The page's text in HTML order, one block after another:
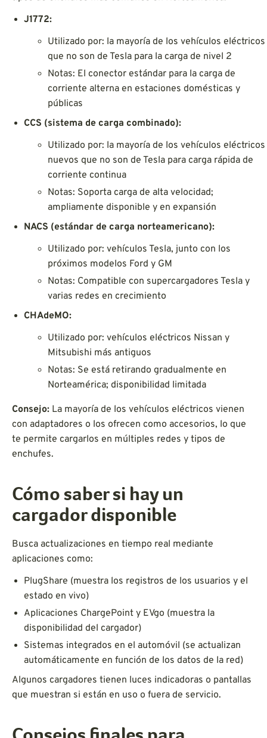
J1772:
Utilizado por: la mayoría de los vehículos eléctricos
que no son de Tesla para la carga de nivel 2
Notas: El conector estándar para la carga de
corriente alterna en estaciones domésticas y
públicas
CCS (sistema de carga combinado):
Utilizado por: la mayoría de los vehículos eléctricos
nuevos que no son de Tesla para carga rápida de
corriente continua
Notas: Soporta carga de alta velocidad;
ampliamente disponible y en expansión
NACS (estándar de carga norteamericano):
Utilizado por: vehículos Tesla, junto con los
próximos modelos Ford y GM
Notas: Compatible con supercargadores Tesla y
varias redes en crecimiento
CHAdeMO:
Utilizado por: vehículos eléctricos Nissan y
Mitsubishi más antiguos
Notas: Se está retirando gradualmente en
Norteamérica; disponibilidad limitada
Consejo: La mayoría de los vehículos eléctricos vienen
con adaptadores o los ofrecen como accesorios, lo que
te permite cargarlos en múltiples redes y tipos de
enchufes.
Cómo saber si hay un
cargador disponible
Busca actualizaciones en tiempo real mediante
aplicaciones como:
PlugShare (muestra los registros de los usuarios y el
estado en vivo)
Aplicaciones ChargePoint y EVgo (muestra la
disponibilidad del cargador)
Sistemas integrados en el automóvil (se actualizan
automáticamente en función de los datos de la red)
Algunos cargadores tienen luces indicadoras o pantallas
que muestran si están en uso o fuera de servicio.